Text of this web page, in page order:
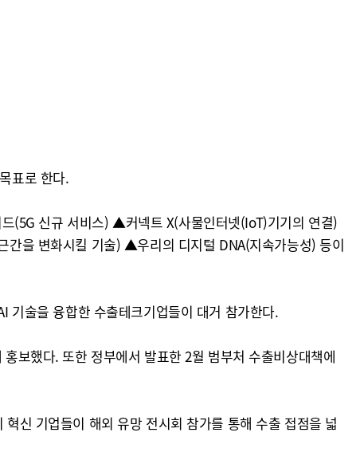
표로 한다.
(5G 신규 서비스) ▲커넥트 X(사물인터넷(IoT)기기의 연결)
을 변화시킬 기술) ▲우리의 디지털 DNA(지속가능성) 등이
술을 융합한 수출테크기업들이 대거 참가한다.
보했다. 또한 정부에서 발표한 2월 범부처 수출비상대책에
신 기업들이 해외 유망 전시회 참가를 통해 수출 접점을 넓